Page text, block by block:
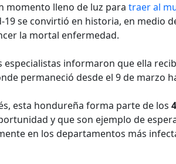
momento lleno de luz para traer al
19 se convirtió en historia, en medio
la mortal enfermedad.
especialistas informaron que ella
permaneció desde el 9 de marzo
esta hondureña forma parte de los
y que son ejemplo de
en los departamentos más